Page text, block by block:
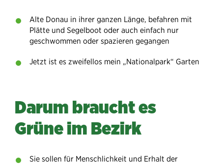
Alte Donau in ihrer ganzen Länge, befahren mit
Plätte und Segelboot oder auch einfach nur
geschwommen oder spazieren gegangen
Jetzt ist es zweifellos mein „Nationalpark“ Garten
Darum braucht es
Grüne im Bezirk
Sie sollen für Menschlichkeit und Erhalt der